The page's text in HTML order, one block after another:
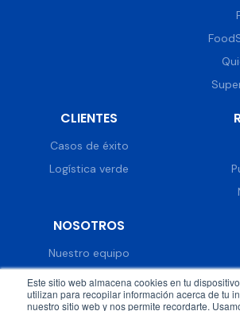
Este sitio web almacena cookies en tu
utilizan para recopilar información acerca de tu
nuestro sitio web y nos permite recordarte.
CLIENTES
Casos de éxito
Logística verde
NOSOTROS
Nuestro equipo
Trabaja con nosotros
Prensa